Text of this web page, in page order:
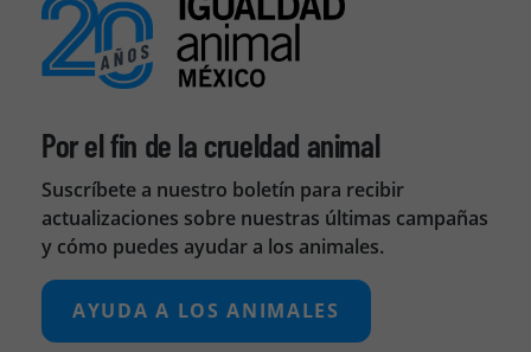
Por el fin de la crueldad animal
Suscríbete a nuestro boletín para recibir
actualizaciones sobre nuestras últimas campañas
y cómo puedes ayudar a los animales.
AYUDA A LOS ANIMALES